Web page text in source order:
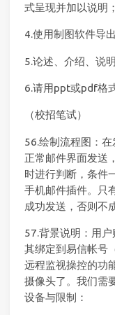
式呈现并加以说明；
4.使用制图软件导
5.论述、介绍、说
6.请用ppt或pdf格
（校招笔试）
56.绘制流程图：
正常邮件界面发送
时进行判断，条件
手机邮件插件。只
成功发送，否则不
57.背景说明：用
其绑定到易信帐号
远程监视操控的功
摄像头了。我们需
设备与限制：